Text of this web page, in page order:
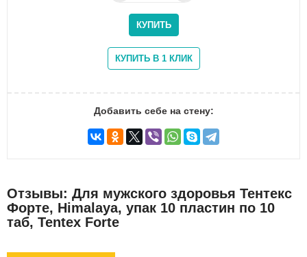
Добавить себе на стену:
Отзывы: Для мужского здоровья Тентекс
Форте, Himalaya, упак 10 пластин по 10
таб, Tentex Forte